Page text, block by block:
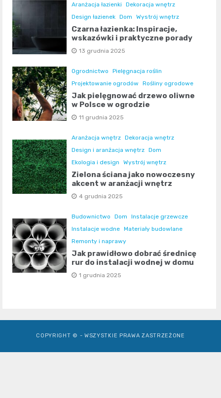
Aranżacja łazienki
Dekoracja wnętrz
Design łazienek Dom Wystrój wnętrz
Czarna łazienka: Inspiracje,
wskazówki i praktyczne porady
13 grudnia 2025
Ogrodnictwo
Pielęgnacja roślin
Projektowanie ogrodów
Rośliny ogrodowe
Jak pielęgnować drzewo oliwne
w Polsce w ogrodzie
11 grudnia 2025
Aranżacja wnętrz Dekoracja wnętrz
Design i aranżacja wnętrz Dom
Ekologia i design
Wystrój wnętrz
Zielona ściana jako nowoczesny
akcent w aranżacji wnętrz
4 grudnia 2025
Budownictwo Dom
Instalacje grzewcze
Instalacje wodne Materiały budowlane
Remonty i naprawy
Jak prawidłowo dobrać średnicę
rur do instalacji wodnej w domu
1 grudnia 2025
COPYRIGHT © - WSZYSTKIE PRAWA ZASTRZEŻONE